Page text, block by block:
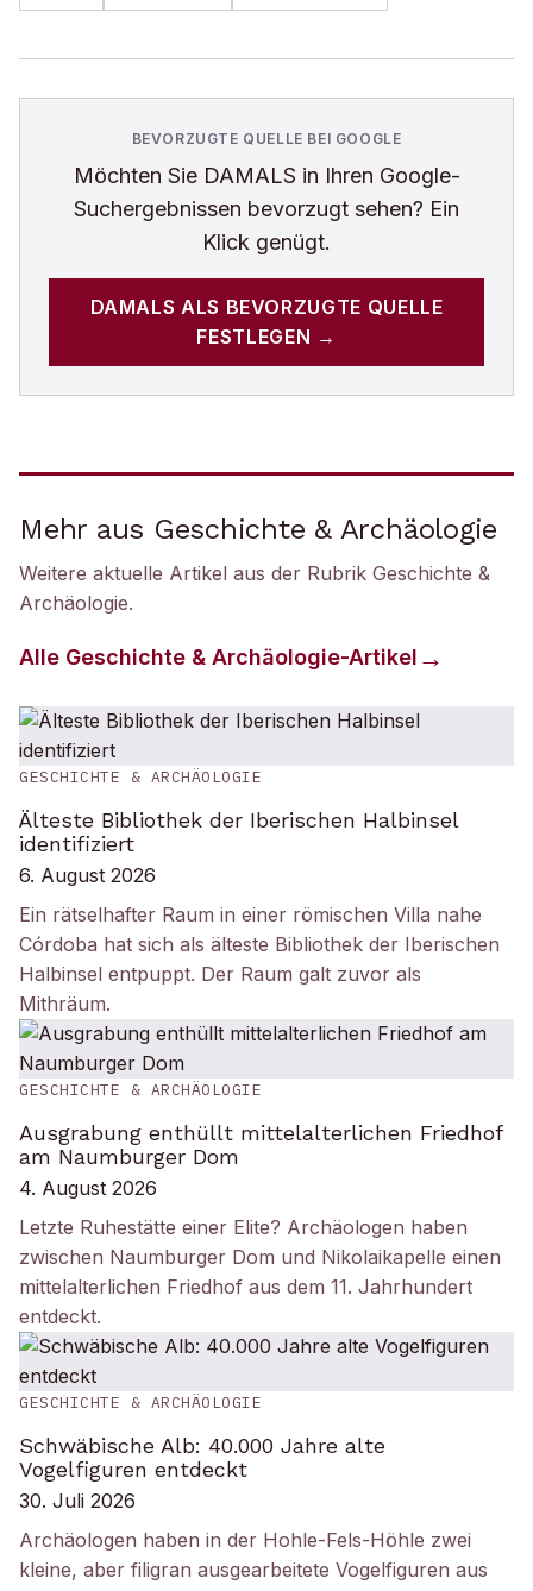
BEVORZUGTE QUELLE BEI GOOGLE
Möchten Sie DAMALS in Ihren Google-
Suchergebnissen bevorzugt sehen? Ein
Klick genügt.
DAMALS ALS BEVORZUGTE QUELLE
FESTLEGEN →
Mehr aus Geschichte & Archäologie
Weitere aktuelle Artikel aus der Rubrik Geschichte &
Archäologie.
Alle Geschichte & Archäologie-Artikel
GESCHICHTE & ARCHÄOLOGIE
Älteste Bibliothek der Iberischen Halbinsel
identifiziert
6. August 2026
Ein rätselhafter Raum in einer römischen Villa nahe
Córdoba hat sich als älteste Bibliothek der Iberischen
Halbinsel entpuppt. Der Raum galt zuvor als
Mithräum.
GESCHICHTE & ARCHÄOLOGIE
Ausgrabung enthüllt mittelalterlichen Friedhof
am Naumburger Dom
4. August 2026
Letzte Ruhestätte einer Elite? Archäologen haben
zwischen Naumburger Dom und Nikolaikapelle einen
mittelalterlichen Friedhof aus dem 11. Jahrhundert
entdeckt.
GESCHICHTE & ARCHÄOLOGIE
Schwäbische Alb: 40.000 Jahre alte
Vogelfiguren entdeckt
30. Juli 2026
Archäologen haben in der Hohle-Fels-Höhle zwei
kleine, aber filigran ausgearbeitete Vogelfiguren aus